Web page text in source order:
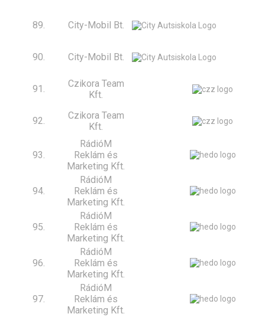
89. City-Mobil Bt.
90. City-Mobil Bt.
91.
Czikora Team
Kft.
92.
Czikora Team
Kft.
93.
RádióM
Reklám és
Marketing Kft.
94.
RádióM
Reklám és
Marketing Kft.
95.
RádióM
Reklám és
Marketing Kft.
96.
RádióM
Reklám és
Marketing Kft.
97.
RádióM
Reklám és
Marketing Kft.